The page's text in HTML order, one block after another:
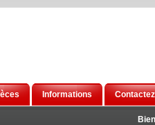
Informations